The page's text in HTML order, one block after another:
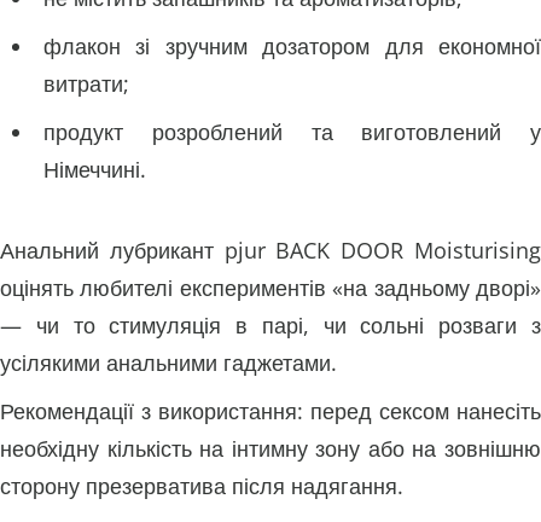
флакон зі зручним дозатором для економної
витрати;
продукт розроблений та виготовлений у
Німеччині.
Анальний лубрикант pjur BACK DOOR Moisturising
оцінять любителі експериментів «на задньому дворі»
— чи то стимуляція в парі, чи сольні розваги з
усілякими анальними гаджетами.
Рекомендації з використання: перед сексом нанесіть
необхідну кількість на інтимну зону або на зовнішню
сторону презерватива після надягання.